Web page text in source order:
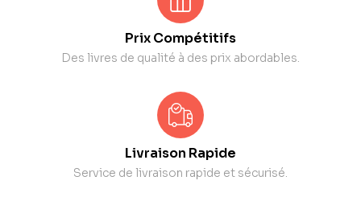
Prix Compétitifs
Des livres de qualité à des prix abordables.
Livraison Rapide
Service de livraison rapide et sécurisé.